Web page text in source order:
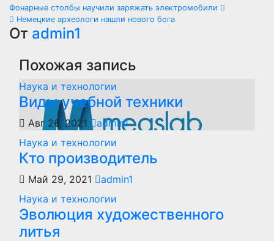
Навигация
по
записям
Фонарные столбы научили заряжать электромобили
Немецкие археологи нашли нового бога
От admin1
Похожая запись
Наука и технологии
Виды учебной техники
Авг 26, 2021
admin1
Наука и технологии
Кто производитель
Май 29, 2021
admin1
Наука и технологии
Эволюция художественного
литья